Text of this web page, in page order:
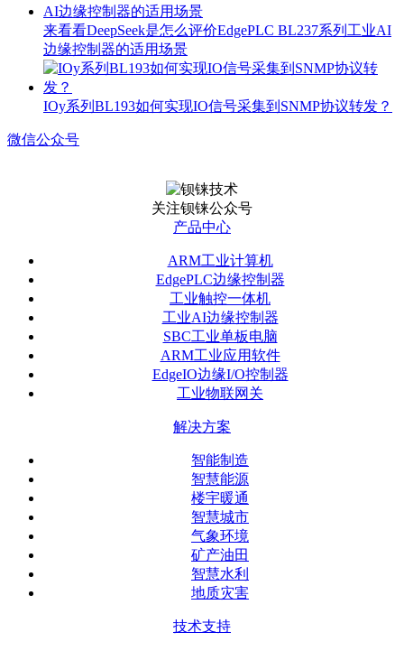
来看看DeepSeek是怎么评价EdgePLC BL237系列工业AI
边缘控制器的适用场景
IOy系列BL193如何实现IO信号采集到SNMP协议转发？
微信公众号
关注钡铼公众号
产品中心
ARM工业计算机
EdgePLC边缘控制器
工业触控一体机
工业AI边缘控制器
SBC工业单板电脑
ARM工业应用软件
EdgeIO边缘I/O控制器
工业物联网关
解决方案
智能制造
智慧能源
楼宇暖通
智慧城市
气象环境
矿产油田
智慧水利
地质灾害
技术支持